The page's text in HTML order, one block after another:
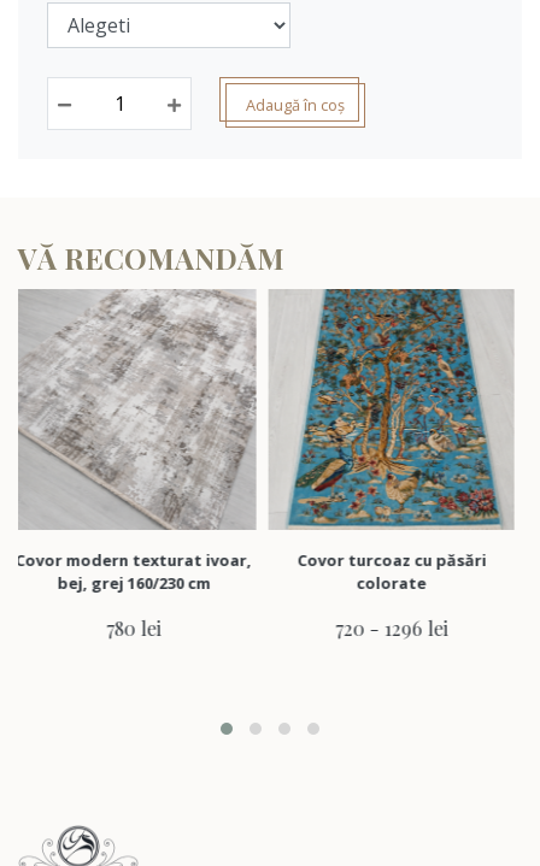
Adaugă în coș
VĂ RECOMANDĂM
modern texturat ivoar,
bej, grej 160/230 cm
Covor turcoaz cu păsări
colorate
720 - 1296 lei
Covor